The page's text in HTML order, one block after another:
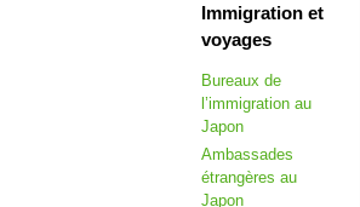
Immigration et
voyages
Bureaux de
l’immigration au
Japon
Ambassades
étrangères au
Japon